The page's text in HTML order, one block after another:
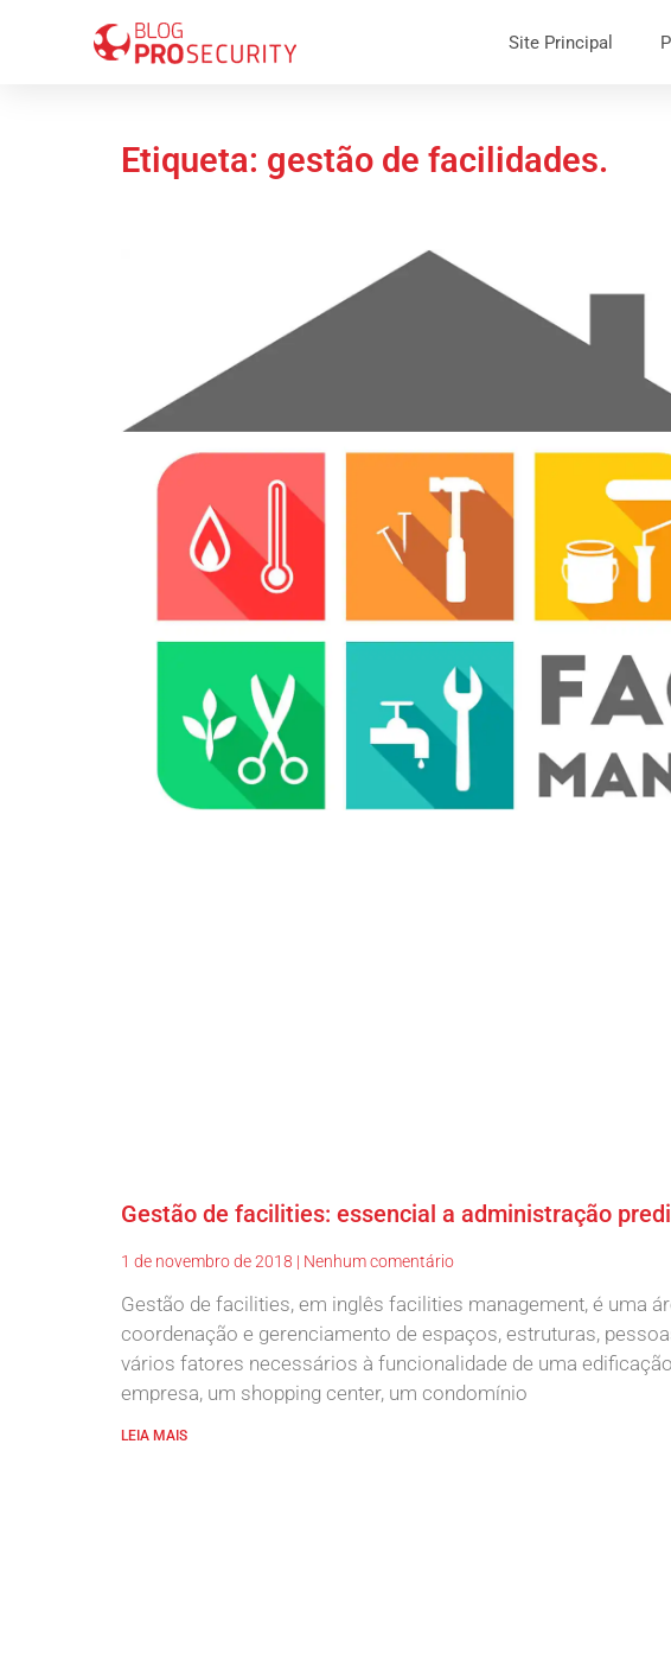
Site Principal
Etiqueta: gestão de facilidades.
Gestão de facilities: essencial a administração
1 de novembro de 2018 Nenhum comentário
Gestão de facilities, em inglês facilities management, é uma
coordenação e gerenciamento de espaços, estruturas,
vários fatores necessários à funcionalidade de uma
empresa, um shopping center, um condomínio
LEIA MAIS